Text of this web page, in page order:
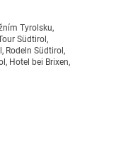
Tyrolsku,
Südtirol,
, Rodeln Südtirol,
, Hotel bei Brixen,